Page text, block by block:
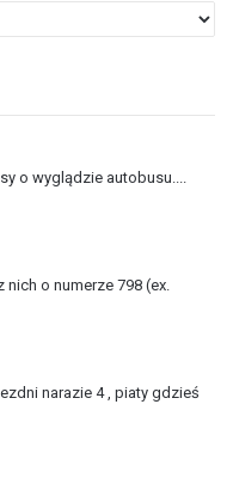
o wyglądzie autobusu....
nich o numerze 798 (ex.
narazie 4 , piaty gdzieś